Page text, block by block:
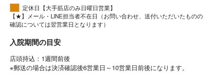
定休日【大手筋店のみ日曜日営業】
【★】メール・LINE担当者不在日（お問い合わせ、送付いただいたものの
確認については翌営業日となります）
入院期間の目安
店頭持込：1週間前後
※郵送の場合は決済確認後6営業日～10営業日前後になります。